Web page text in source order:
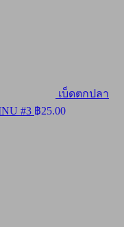
เบ็ดตกปลา
#3 ฿25.00